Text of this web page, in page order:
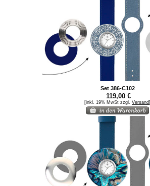
Set 386-C102
119,00 €
[inkl. 19% MwSt zzgl. Versand]